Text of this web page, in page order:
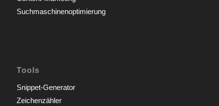
Suchmaschinenoptimierung
Tools
Snippet-Generator
Zeichenzähler